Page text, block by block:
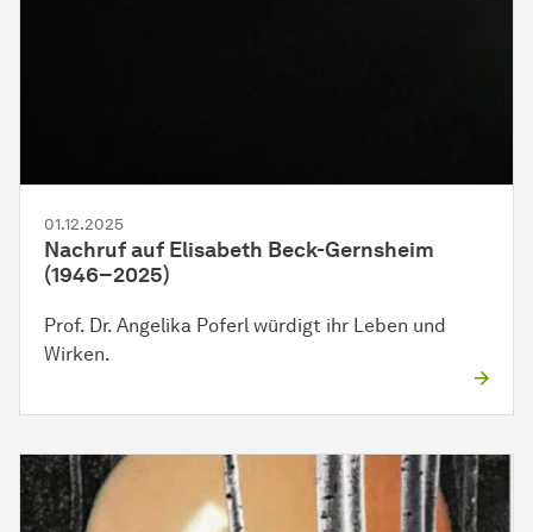
01.12.2025
Nachruf auf Elisabeth Beck-Gernsheim
(1946–2025)
Prof. Dr. Angelika Poferl würdigt ihr Leben und
Wirken.